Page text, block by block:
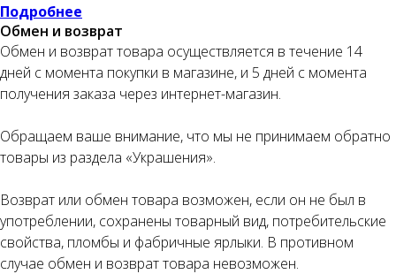
Подробнее
Обмен и возврат
Обмен и возврат товара осуществляется в течение 14
дней с момента покупки в магазине, и 5 дней с момента
получения заказа через интернет-магазин.
Обращаем ваше внимание, что мы не принимаем обратно
товары из раздела «Украшения».
Возврат или обмен товара возможен, если он не был в
употреблении, сохранены товарный вид, потребительские
свойства, пломбы и фабричные ярлыки. В противном
случае обмен и возврат товара невозможен.
Оплатите сегодня 25% стоимости покупки
картой любого банка, остальное — тремя
платежами раз в две недели.
25% 25%
Без комиссий и переплат
Как обычная оплата картой